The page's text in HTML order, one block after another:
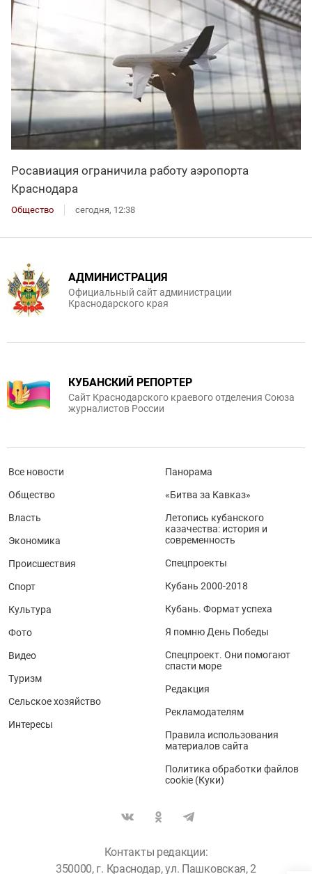
Росавиация ограничила работу аэропорта
Краснодара
Общество сегодня, 12:38
АДМИНИСТРАЦИЯ
Официальный сайт администрации
Краснодарского края
КУБАНСКИЙ РЕПОРТЕР
Сайт Краснодарского краевого отделения Союза
журналистов России
Все новости
Общество
Власть
Экономика
Происшествия
Спорт
Культура
Фото
Видео
Туризм
Сельское хозяйство
Интересы
Панорама
«Битва за Кавказ»
Летопись кубанского
казачества: история и
современность
Спецпроекты
Кубань 2000-2018
Кубань. Формат успеха
Я помню День Победы
Спецпроект. Они помогают
спасти море
Редакция
Рекламодателям
Правила использования
материалов сайта
Политика обработки файлов
cookie (Куки)
Контакты редакции:
350000, г. Краснодар, ул. Пашковская, 2